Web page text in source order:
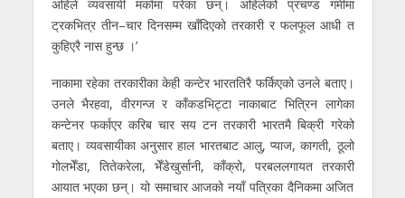
अहिले व्यवसायी मर्कामा परेका छन्। अहिलेको प्रचण्ड गर्मीमा
ट्रकभित्र तीन–चार दिनसम्म खाँदिएको तरकारी र फलफूल आधी त
कुहिएरै नास हुन्छ ।’
नाकामा रहेका तरकारीका केही कन्टेर भारततिरै फर्किएको उनले बताए।
उनले भैरहवा, वीरगन्ज र काँकडभिट्टा नाकाबाट भित्रिन लागेका
कन्टेनर फर्काएर करिब चार सय टन तरकारी भारतमै बिक्री गरेको
बताए। व्यवसायीका अनुसार हाल भारतबाट आलु, प्याज, कागती, ठूलो
गोलभेँडा, तितेकरेला, भेँडेखुर्सानी, काँक्रो, परबललगायत तरकारी
आयात भएका छन्। यो समाचार आजको नयाँ पत्रिका दैनिकमा अजित